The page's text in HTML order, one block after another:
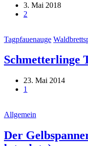
3. Mai 2018
2
Tagpfauenauge
Schmetterlinge
23. Mai 2014
1
Allgemein
Der